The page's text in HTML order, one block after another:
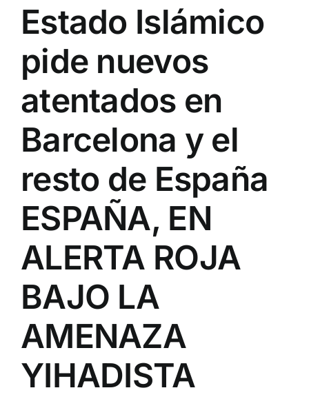
Estado Islámico
pide nuevos
atentados en
Barcelona y el
resto de España
ESPAÑA, EN
ALERTA ROJA
BAJO LA
AMENAZA
YIHADISTA